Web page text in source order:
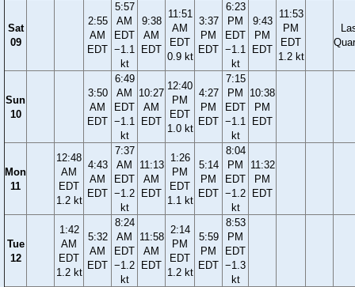
Sat
09
2:55
AM
EDT
5:57
AM
EDT
−1.1
kt
9:38
AM
EDT
11:51
AM
EDT
0.9 kt
3:37
PM
EDT
6:23
PM
EDT
−1.1
kt
9:43
PM
EDT
11:53
PM
EDT
1.2 kt
Sun
10
3:50
AM
EDT
6:49
AM
EDT
−1.1
kt
10:27
AM
EDT
12:40
PM
EDT
1.0 kt
4:27
PM
EDT
7:15
PM
EDT
−1.1
kt
10:38
PM
EDT
Mon
11
12:48
AM
EDT
1.2 kt
4:43
AM
EDT
7:37
AM
EDT
−1.2
kt
11:13
AM
EDT
1:26
PM
EDT
1.1 kt
5:14
PM
EDT
8:04
PM
EDT
−1.2
kt
11:32
PM
EDT
Tue
12
1:42
AM
EDT
1.2 kt
5:32
AM
EDT
8:24
AM
EDT
−1.2
kt
11:58
AM
EDT
2:14
PM
EDT
1.2 kt
5:59
PM
EDT
8:53
PM
EDT
−1.3
kt